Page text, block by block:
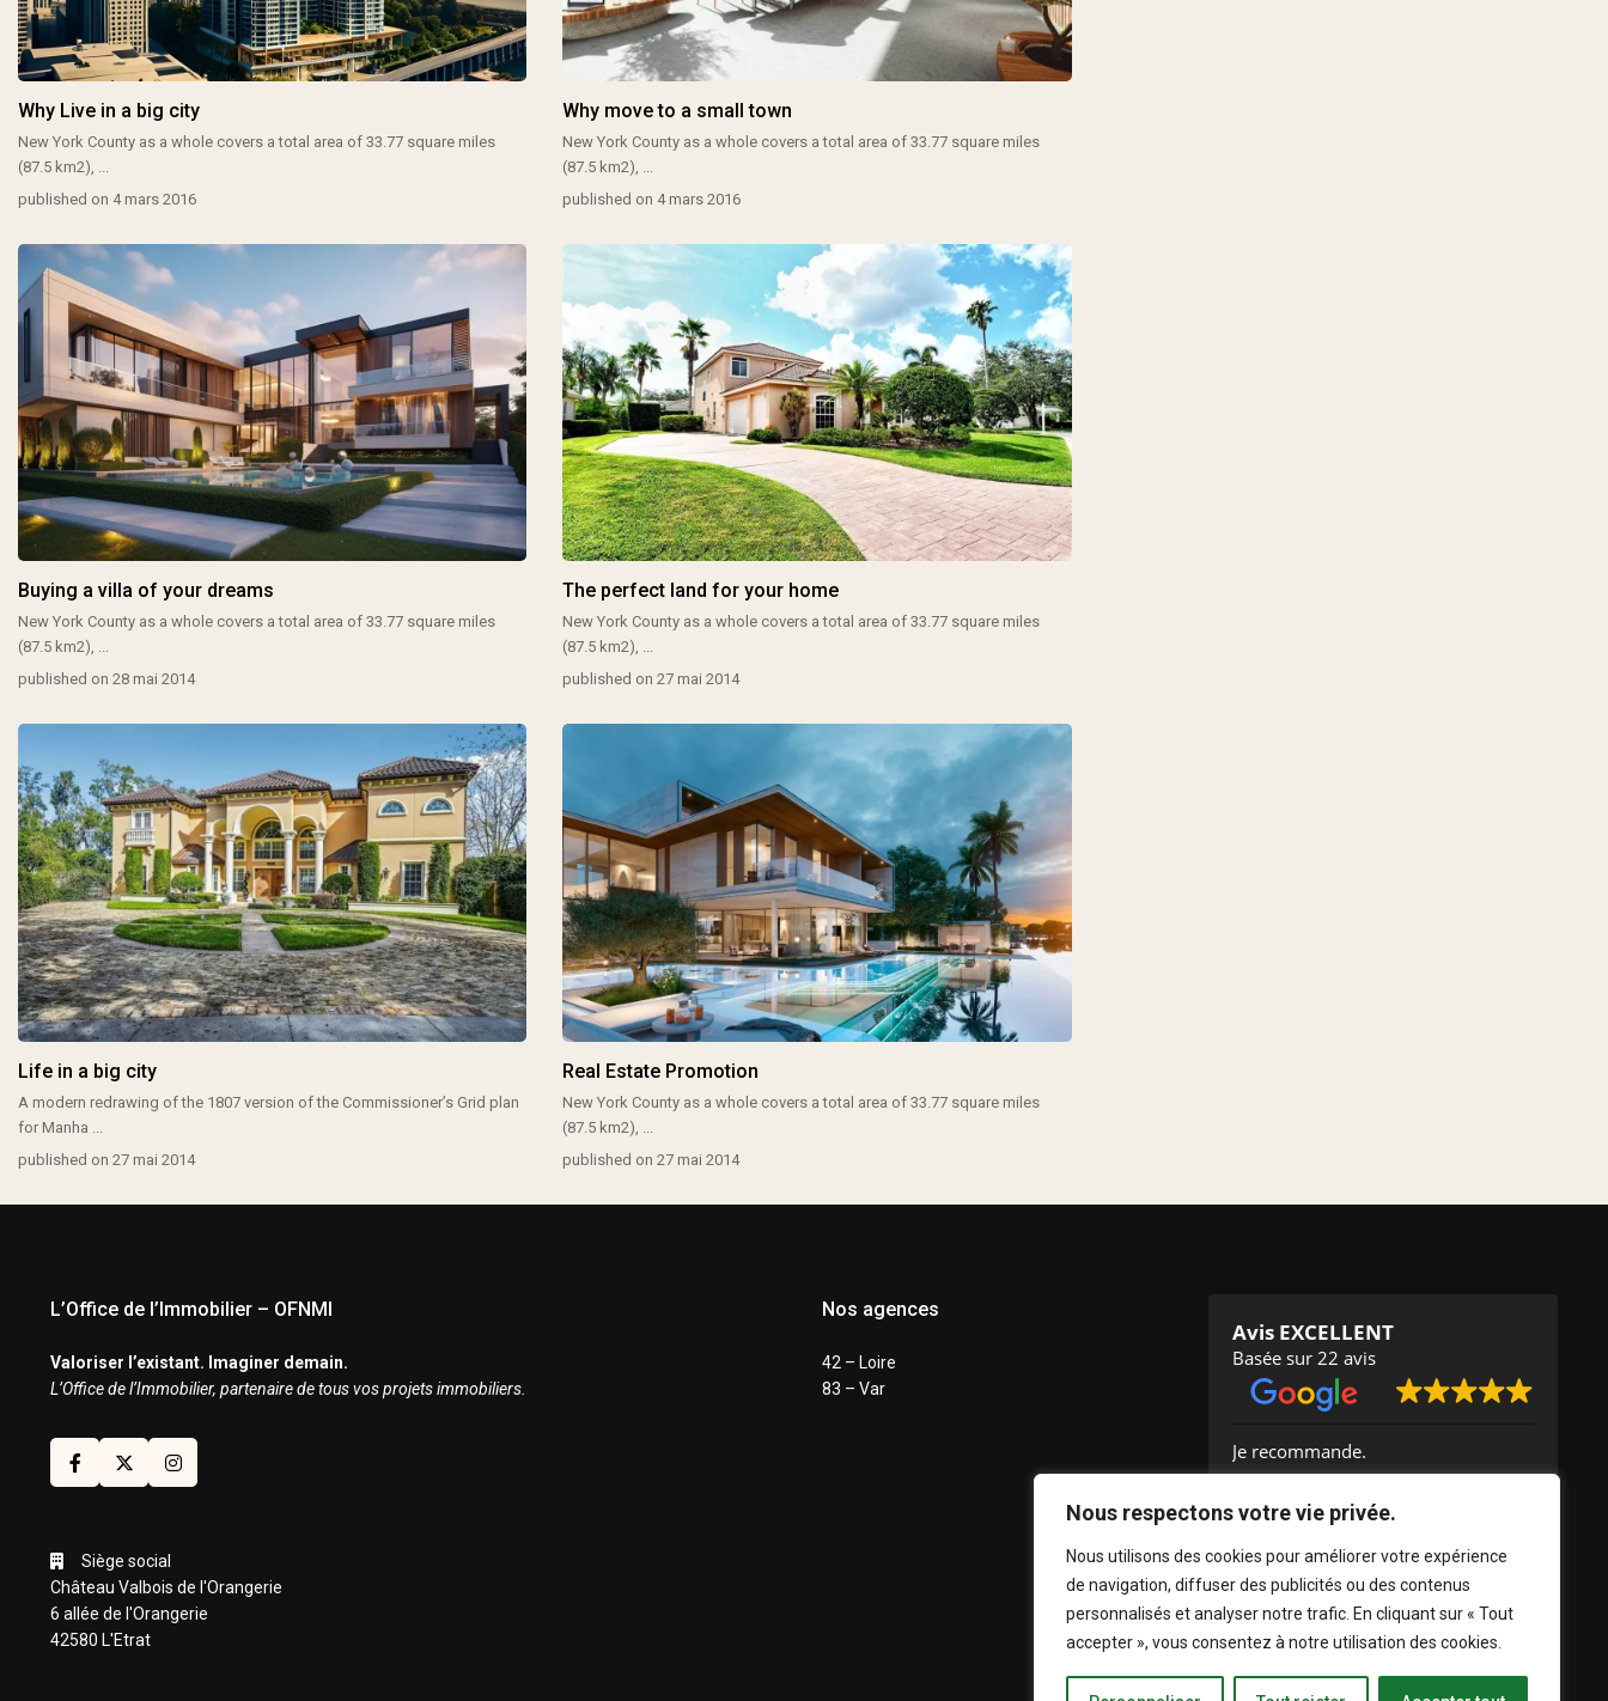
Nous respectons votre vie privée.
Nous utilisons des cookies pour améliorer votre expérience
de navigation, diffuser des publicités ou des contenus
personnalisés et analyser notre trafic. En cliquant sur « Tout
accepter », vous consentez à notre utilisation des cookies.
Why Live in a big city
New York County as a whole covers a total area of 33.77 square miles
(87.5 km2),
published on 4 mars 2016
Why move to a small town
New York County as a whole covers a total area of 33.77 square miles
(87.5 km2),
published on 4 mars 2016
Buying a villa of your dreams
New York County as a whole covers a total area of 33.77 square miles
(87.5 km2), ...
published on 28 mai 2014
The perfect land for your home
New York County as a whole covers a total area of 33.77 square miles
(87.5 km2), ...
published on 27 mai 2014
Life in a big city
A modern redrawing of the 1807 version of the Commissioner’s Grid plan
for Manha ...
published on 27 mai 2014
Real Estate Promotion
New York County as a whole covers a total area of 33.77 square miles
(87.5 km2), ...
published on 27 mai 2014
L’Office de l’Immobilier – OFNMI
Valoriser l’existant. Imaginer demain.
L’Office de l’Immobilier, partenaire de tous vos projets immobiliers.
Siège social
Château Valbois de l'Orangerie
6 allée de l'Orangerie
42580 L'Etrat
Nos agences
42 – Loire
83 – Var
Avis EXCELLENT
Basée sur 22 avis
Je recommande.
2024-09-14